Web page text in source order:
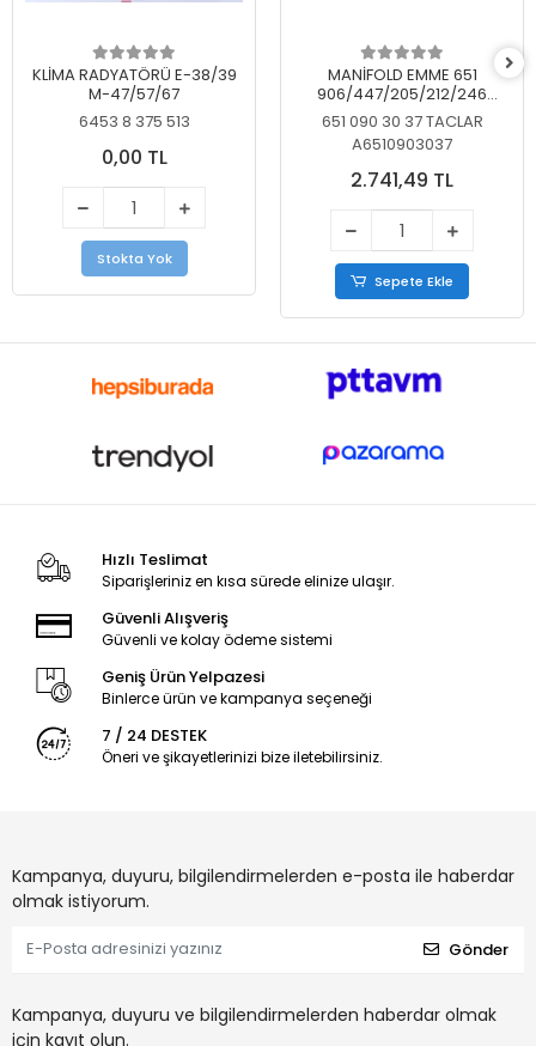
KLİMA RADYATÖRÜ E-38/39
M-47/57/67
6453 8 375 513
0,00 TL
Stokta Yok
MANİFOLD EMME 651
906/447/205/212/246
KELEBEKSİZ
651 090 30 37 TACLAR
A6510903037
2.741,49 TL
Sepete Ekle
Hızlı Teslimat
Siparişleriniz en kısa sürede elinize ulaşır.
Güvenli Alışveriş
Güvenli ve kolay ödeme sistemi
Geniş Ürün Yelpazesi
Binlerce ürün ve kampanya seçeneği
7 / 24 DESTEK
Öneri ve şikayetlerinizi bize iletebilirsiniz.
Kampanya, duyuru, bilgilendirmelerden e-posta ile haberdar
olmak istiyorum.
Gönder
Kampanya, duyuru ve bilgilendirmelerden haberdar olmak
için kayıt olun.